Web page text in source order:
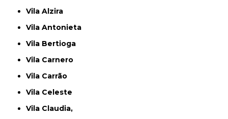
Vila Alzira
Vila Antonieta
Vila Bertioga
Vila Carnero
Vila Carrão
Vila Celeste
Vila Claudia,